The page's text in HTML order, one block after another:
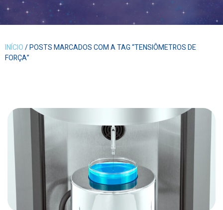
INÍCIO/ POSTS MARCADOS COM A TAG “TENSIÔMETROS DE
FORÇA”